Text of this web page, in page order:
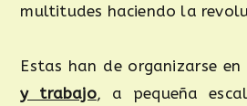
multitudes haciendo la
Estas han de organizarse en
y trabajo, a pequeña